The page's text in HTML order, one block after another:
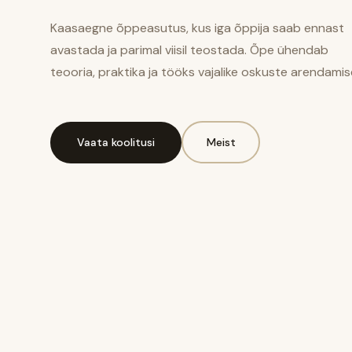
Kaasaegne õppeasutus, kus iga õppija saab ennast
avastada ja parimal viisil teostada. Õpe ühendab
teooria, praktika ja tööks vajalike oskuste
Vaata koolitusi Meist